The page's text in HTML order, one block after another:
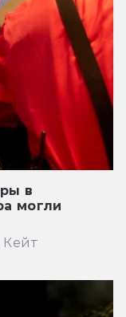
в
могли
Кейт